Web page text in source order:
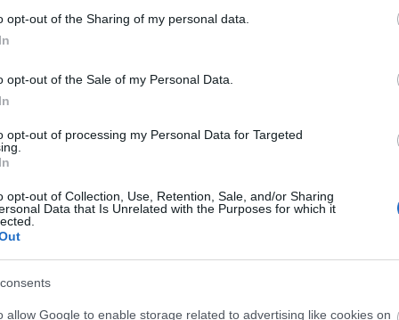
opt-out of the Sharing of my personal data.
opt-out of the Sale of my Personal Data.
opt-out of processing my Personal Data for Targeted
opt-out of Collection, Use, Retention, Sale, and/or Sharing
Data that Is Unrelated with the Purposes for which it
allow Google to enable storage related to advertising like cookies on
interakcióit.
1. Növekedett önismeret: A
saját magukat, felismerjék erősségeiket és
2. Hatékonyabb kommunikáció: A